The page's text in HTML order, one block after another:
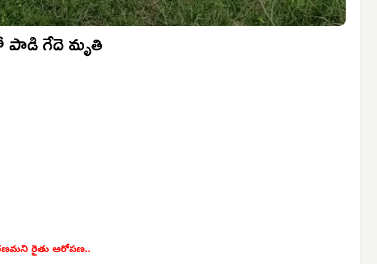
పాడి గేదె మృతి
రైతు ఆరోపణ..